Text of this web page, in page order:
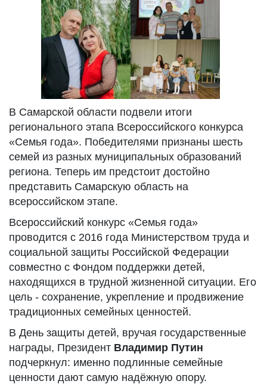
В Самарской области подвели итоги
регионального этапа Всероссийского конкурса
«Семья года». Победителями признаны шесть
семей из разных муниципальных образований
региона. Теперь им предстоит достойно
представить Самарскую область на
всероссийском этапе.
Всероссийский конкурс «Семья года»
проводится с 2016 года Министерством труда и
социальной защиты Российской Федерации
совместно с Фондом поддержки детей,
находящихся в трудной жизненной ситуации. Его
цель - сохранение, укрепление и продвижение
традиционных семейных ценностей.
В День защиты детей, вручая государственные
награды, Президент Владимир Путин
подчеркнул: именно подлинные семейные
ценности дают самую надёжную опору.